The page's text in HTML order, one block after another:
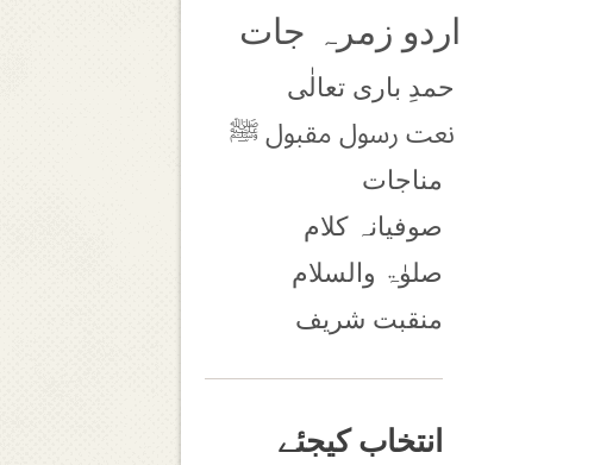
اردو زمرہ جات
حمدِ باری تعالٰی
نعت رسول مقبول ﷺ
مناجات
صوفیانہ کلام
صلوٰۃ والسلام
منقبت شریف
انتخاب کیجئے